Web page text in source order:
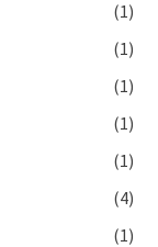
(1)
(1)
(1)
(1)
(1)
(4)
(1)